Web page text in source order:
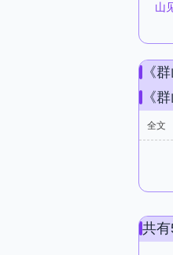
山
《
《
全文
共有